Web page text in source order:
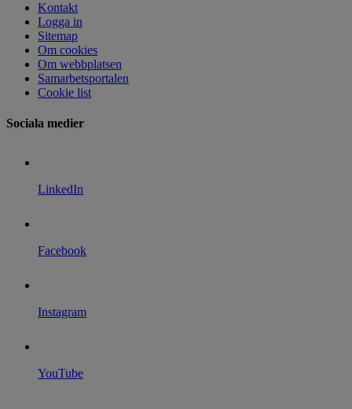
Kontakt
Logga in
Sitemap
Om cookies
Om webbplatsen
Samarbetsportalen
Cookie list
Sociala medier
LinkedIn
Facebook
Instagram
YouTube